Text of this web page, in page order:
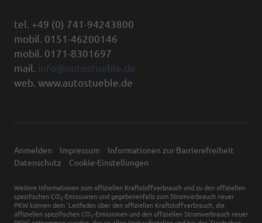
tel. +49 (0) 741-94243800
mobil. 0151-46200146
mobil. 0171-8301697
mail. info@autostueble.de
web. www.autostueble.de
Anmelden Impressum
Informationen zur Barrierefreiheit
Datenschutz
Cookie-Einstellungen
Weitere Informationen zum offiziellen Kraftstoffverbrauch und zu den offiziellen
spezifischen CO 2-Emissionen und gegebenenfalls zum Stromverbrauch neuer
PKW können dem 'Leitfaden über den offiziellen Kraftstoffverbrauch, die
offiziellen spezifischen CO 2-Emissionen und den offiziellen Stromverbrauch neuer